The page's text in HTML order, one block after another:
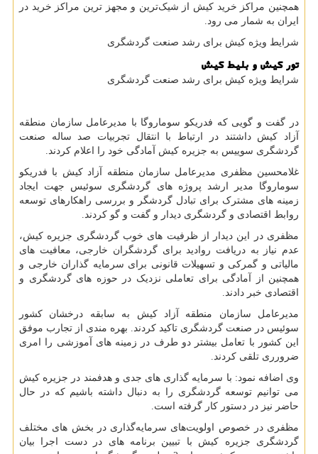
همچنین مراکز خرید کیش از شیک‌ترین و مجهز ترین مراکز خرید در
ایران به شمار می رود.
شرایط ویژه كيش برای رشد صنعت گردشگری
تور کیش و بلیط کیش
شرایط ویژه كيش برای رشد صنعت گردشگری
در گفت و گویی که فدریکو سوماروگا با مدیرعامل سازمان منطقه
آزاد کیش داشتند در ارتباط با انتقال تجربیات صد ساله صنعت
گردشگری سوییس به جزیره کیش آمادگی خود را اعلام کردند.
غلامحسین مظفری مدیرعامل سازمان منطقه آزاد کیش با فدریکو
سوماروگا مدیر ارشد پروژه‌ های گردشگری سوئیس جهت ایجاد
زمینه های مشترک برای تبادل گردشگر و بررسی راهکارهای توسعه
روابط اقتصادی و گردشگری دیدار و گفت و گو کردند.
مظفری در این دیدار از ظرفیت های خوب گردشگری جزیره کیش،
عدم نیاز به دریافت روادید برای گردشگران خارجی، معافیت های
مالیاتی و گمرکی و تسهیلات قانونی برای سرمایه گذاران خارجی و
همچنین از آمادگی برای تعاملی نزدیک در حوزه های گردشگری و
اقتصادی خبر دادند.
مدیرعامل سازمان منطقه آزاد کیش به سابقه درخشان کشور
سوئیس در صنعت گردشگری تاکید کردند. بهره مندی از تجارب موفق
این کشور با تعامل بیشتر دو طرف در زمینه های آموزشی را امری
ضرورری تلقی کردند.
وی اضافه نمود: با سرمايه گذارى هاى جدى و هدفمند در جزيره كيش
می توانیم توسعه گردشگرى را به دنبال داشته باشیم که در حال
حاضر نیز در دستور کار گرفته است.
مظفری در خصوص اولویت‌های سرمایه‌گذاری در بخش های مختلف
گردشگری جزیره کیش با تبيين برنامه های در دست اجرا بیان